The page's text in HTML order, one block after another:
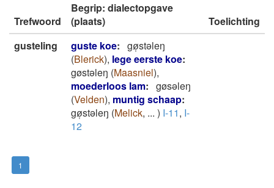
Trefwoord
Begrip: dialectopgave
(plaats)
Toelichting
gusteling
guste koe: gø̜stǝleŋ
(Blerick), lege eerste koe:
gøstǝleŋ (Maasniel),
moederloos lam: gøsǝleŋ
(Velden), muntig schaap:
gø̜stǝleŋ (Melick, ... ) I-11, I-
12
1